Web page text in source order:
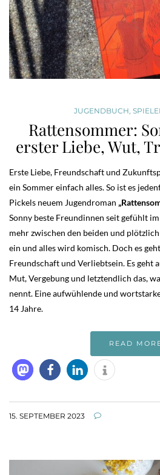
JUGENDBUCH
Rattensommer:
erster Liebe, Wut,
Erste Liebe, Freundschaft und
ein Sommer einfach alles. So ist es
Pickels neuem Jugendroman
Sonny beste Freundinnen seit gefühlt
mehr zwischen den beiden und
ein und alles wird komisch. Doch es
Freundschaft und Verliebtsein. Es geht
Mut, Vergebung und letztendlich das,
nennt. Eine aufwühlende und
14 Jahre.
READ
15. SEPTEMBER 2023